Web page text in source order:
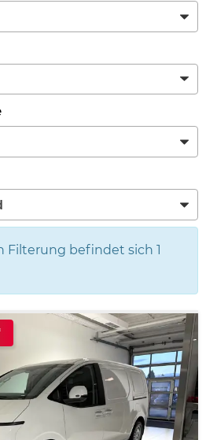
Filterung befindet sich 1